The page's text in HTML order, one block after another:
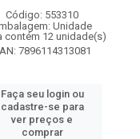
Código: 553310
Unidade
contém 12 unidade(s)
7896114313081
Faça seu login ou
cadastre-se para
ver preços e
comprar